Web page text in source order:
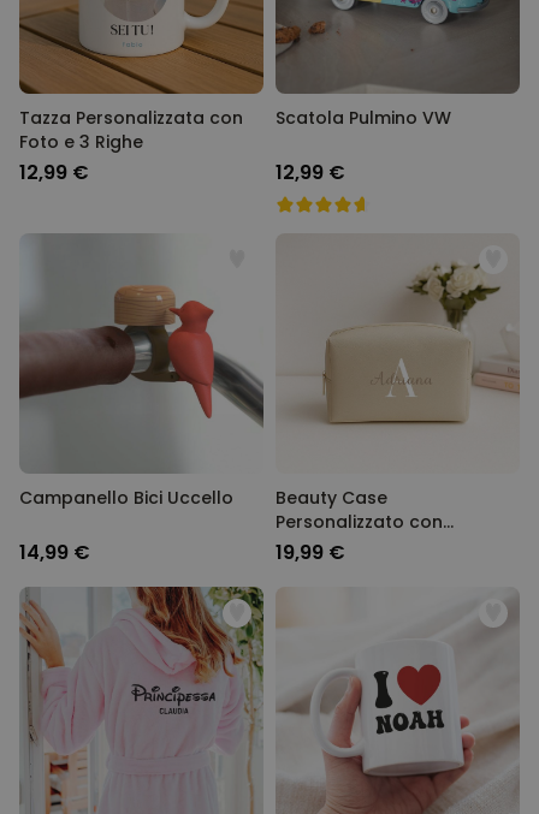
Tazza Personalizzata con
Foto e 3 Righe
12,99 €
Scatola Pulmino VW
12,99 €
Campanello Bici Uccello
14,99 €
Beauty Case
Personalizzato con
Monogramma
19,99 €